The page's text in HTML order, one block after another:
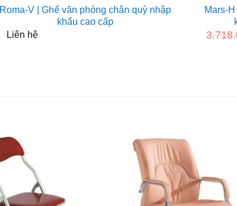
Roma-V | Ghế văn phòng chân quỳ nhập
khẩu cao cấp
Liên hệ
Mars-